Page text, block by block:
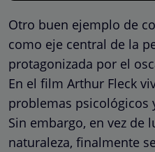
Otro buen ejemplo de
como eje central de la
protagonizada por el
En el film Arthur Fleck
problemas psicológicos
Sin embargo, en vez de
naturaleza, finalmente